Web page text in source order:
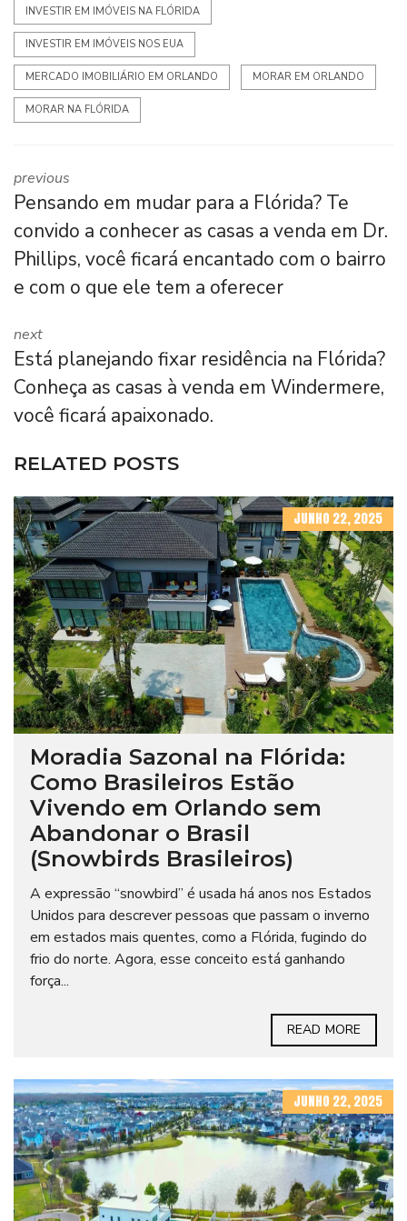
INVESTIR EM IMÓVEIS NA FLÓRIDA
INVESTIR EM IMÓVEIS NOS EUA
MERCADO IMOBILIÁRIO EM ORLANDO MORAR EM ORLANDO
MORAR NA FLÓRIDA
previous
Pensando em mudar para a Flórida? Te
convido a conhecer as casas a venda em Dr.
Phillips, você ficará encantado com o bairro
e com o que ele tem a oferecer
next
Está planejando fixar residência na Flórida?
Conheça as casas à venda em Windermere,
você ficará apaixonado.
RELATED POSTS
JUNHO 22, 2025
Moradia Sazonal na Flórida:
Como Brasileiros Estão
Vivendo em Orlando sem
Abandonar o Brasil
(Snowbirds Brasileiros)
A expressão “snowbird” é usada há anos nos Estados
Unidos para descrever pessoas que passam o inverno
em estados mais quentes, como a Flórida, fugindo do
frio do norte. Agora, esse conceito está ganhando
força...
READ MORE
JUNHO 22, 2025